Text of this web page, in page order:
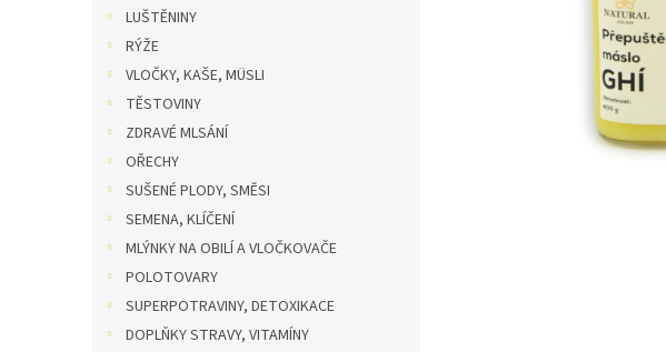
LUŠTĚNINY
RÝŽE
VLOČKY, KAŠE, MÜSLI
TĚSTOVINY
ZDRAVÉ MLSÁNÍ
OŘECHY
SUŠENÉ PLODY, SMĚSI
SEMENA, KLÍČENÍ
MLÝNKY NA OBILÍ A VLOČKOVAČE
POLOTOVARY
SUPERPOTRAVINY, DETOXIKACE
DOPLŇKY STRAVY, VITAMÍNY